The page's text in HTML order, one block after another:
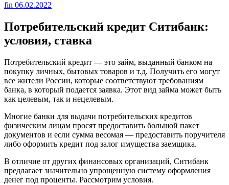
fin 06.02.2022
Потребительский кредит Ситибанк:
условия, ставка
Потребительский кредит — это займ, выданный банком на
покупку личных, бытовых товаров и т.д. Получить его могут
все жители России, которые соответствуют требованиям
банка, в который подается заявка. Этот вид займа может быть
как целевым, так и нецелевым.
Многие банки для выдачи потребительских кредитов
физическим лицам просят предоставить большой пакет
документов и если сумма весомая — предоставить поручителя
либо оформить кредит под залог имущества заемщика.
В отличие от других финансовых организаций, Ситибанк
предлагает значительно упрощенную систему оформления
денег под проценты. Рассмотрим условия.